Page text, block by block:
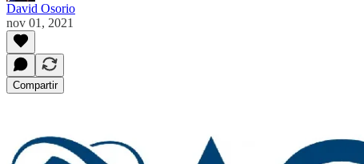
David Osorio
nov 01, 2021
Compartir